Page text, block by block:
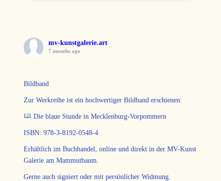
mv-kunstgalerie.art
7 months ago
Bildband
Zur Werkreihe ist ein hochwertiger Bildband erschienen:
Die blaue Stunde in Mecklenburg-Vorpommern
ISBN: 978-3-8192-0548-4
Erhältlich im Buchhandel, online und direkt in der MV-Kunst
Galerie am Mammutbaum.
Gerne auch signiert oder mit persönlicher Widmung.